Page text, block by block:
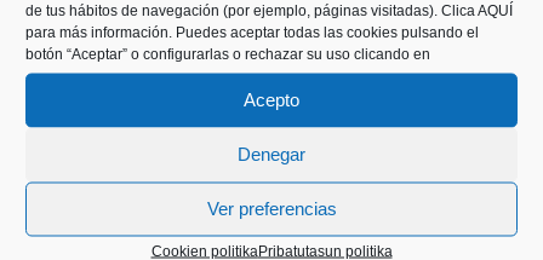
de tus hábitos de navegación (por ejemplo, páginas visitadas). Clica AQUÍ
para más información. Puedes aceptar todas las cookies pulsando el
botón “Aceptar” o configurarlas o rechazar su uso clicando en
Acepto
Denegar
Ver preferencias
Cookien politikaPribatutasun politika